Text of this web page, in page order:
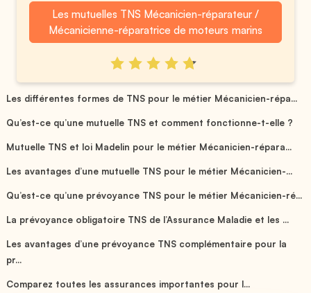
Les mutuelles TNS Mécanicien-réparateur /
Mécanicienne-réparatrice de moteurs marins
Les différentes formes de TNS pour le métier Mécanicien-répa...
Qu’est-ce qu’une mutuelle TNS et comment fonctionne-t-elle ?
Mutuelle TNS et loi Madelin pour le métier Mécanicien-répara...
Les avantages d’une mutuelle TNS pour le métier Mécanicien-...
Qu’est-ce qu’une prévoyance TNS pour le métier Mécanicien-ré...
La prévoyance obligatoire TNS de l’Assurance Maladie et les ...
Les avantages d’une prévoyance TNS complémentaire pour la
pr...
Comparez toutes les assurances importantes pour l...